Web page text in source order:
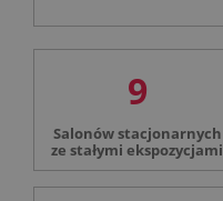
9
Salonów stacjonarnych
ze stałymi ekspozycjami